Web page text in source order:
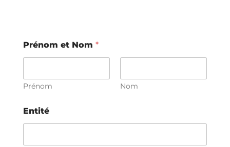
Prénom et Nom *
Prénom Nom
Entité